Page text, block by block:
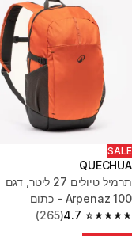
SALE
QUECHUA
תרמיל טיולים ‏27 ליטר, דגם
Arpenaz 100 - כתום
4.7
4.7 out of 5 stars from 265 reviews
(265)